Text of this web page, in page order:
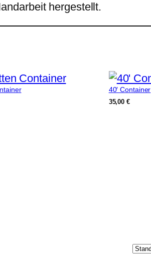
hergestellt.
40′ Container
35,00€